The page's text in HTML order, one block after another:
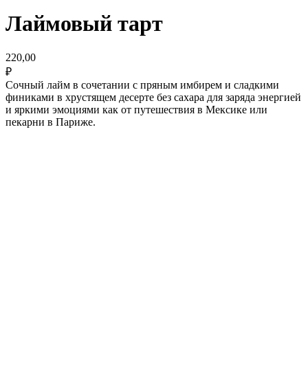
Лаймовый тарт
220,00
₽
Сочный лайм в сочетании с пряным имбирем и сладкими
финиками в хрустящем десерте без сахара для заряда энергией
и яркими эмоциями как от путешествия в Мексике или
пекарни в Париже.